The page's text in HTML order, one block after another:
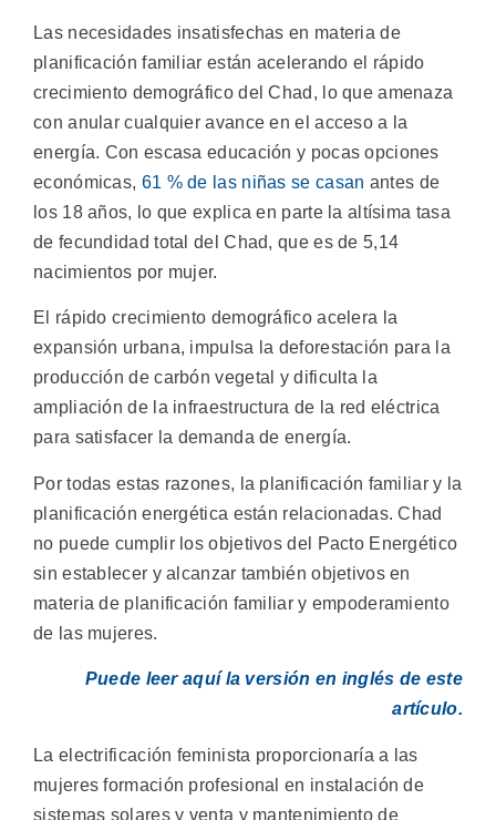
Las necesidades insatisfechas en materia de
planificación familiar están acelerando el rápido
crecimiento demográfico del Chad, lo que amenaza
con anular cualquier avance en el acceso a la
energía. Con escasa educación y pocas opciones
económicas, 61 % de las niñas se casan antes de
los 18 años, lo que explica en parte la altísima tasa
de fecundidad total del Chad, que es de 5,14
nacimientos por mujer.
El rápido crecimiento demográfico acelera la
expansión urbana, impulsa la deforestación para la
producción de carbón vegetal y dificulta la
ampliación de la infraestructura de la red eléctrica
para satisfacer la demanda de energía.
Por todas estas razones, la planificación familiar y la
planificación energética están relacionadas. Chad
no puede cumplir los objetivos del Pacto Energético
sin establecer y alcanzar también objetivos en
materia de planificación familiar y empoderamiento
de las mujeres.
Puede leer aquí la versión en inglés de este
artículo.
La electrificación feminista proporcionaría a las
mujeres formación profesional en instalación de
sistemas solares y venta y mantenimiento de